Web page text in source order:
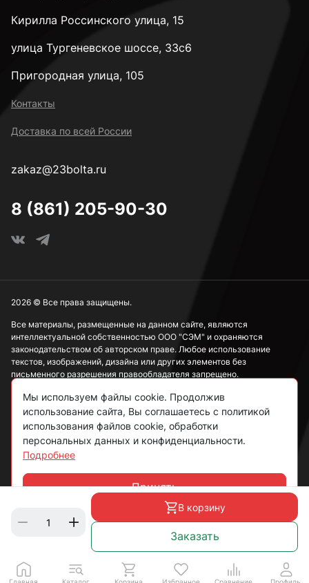
В корзину
Заказать
Кирилла Россинского улица, 15
улица Тургеневское шоссе, 33с6
Пригородная улица, 105
Контакты
Доставка по всей России
zakaz@23bolta.ru
8 (861) 205-90-30
Все материалы, размещенные на данном сайте, являются
интеллектуальной собственностью ООО "СЭМ" и охраняются
законодательством об авторском праве. Любое использование
текстов, изображений, дизайна или других элементов без
письменного разрешения правообладателя запрещено.
Информация, представленная на сайте, носит исключительно
ознакомительный характер и не может рассматриваться как
публичная оферта в соответствии со ст. 437 ГК РФ.
Политика конфиденциальности
Согласие на обработку данных
2026 © Все права защищены.
Мы используем файлы cookie. Продолжив
использование сайта, Вы соглашаетесь с политикой
использования файлов cookie, обработки
персональных данных и конфиденциальности.
Подробнее
Принять